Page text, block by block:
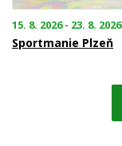
15. 8. 2026 - 23. 8. 2026
Sportmanie Plzeň